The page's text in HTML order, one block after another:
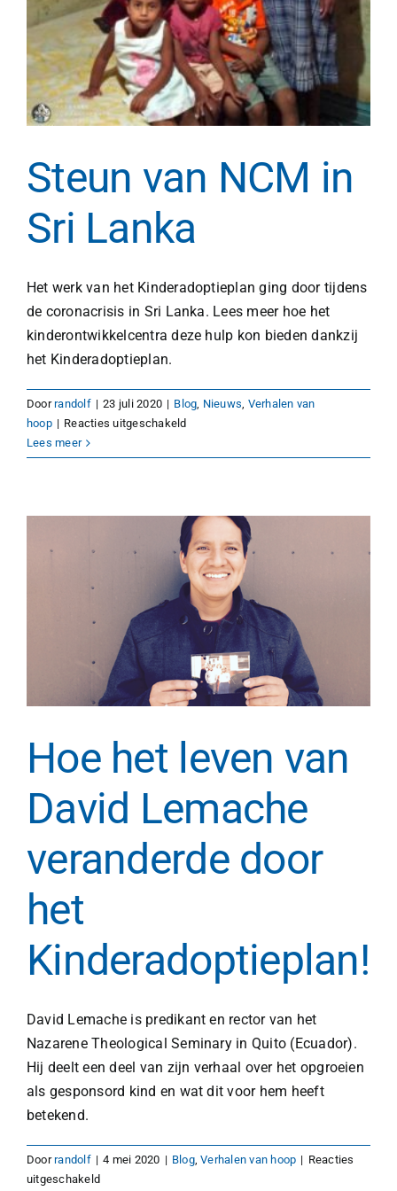
Steun van NCM in
Sri Lanka
Het werk van het Kinderadoptieplan ging door tijdens
de coronacrisis in Sri Lanka. Lees meer hoe het
kinderontwikkelcentra deze hulp kon bieden dankzij
het Kinderadoptieplan.
Doorrandolf | 23 juli 2020 | Blog, Nieuws, Verhalen van
hoop | Reacties uitgeschakeldvoor
van
Sri
Lanka
Lees meer
Hoe het leven van
David Lemache
veranderde door
het
Kinderadoptieplan!
David Lemache is predikant en rector van het
Nazarene Theological Seminary in Quito (Ecuador).
Hij deelt een deel van zijn verhaal over het opgroeien
als gesponsord kind en wat dit voor hem heeft
betekend.
Doorrandolf | 4 mei 2020 | Blog,Verhalen van hoop | Reacties
uitgeschakeldvoor